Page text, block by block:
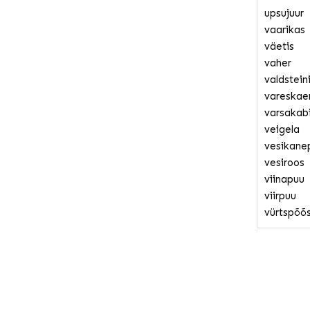
upsujuur
vaarikas
väetis
vaher
varsakabi
veigela
vesiroos
viinapuu
viirpuu